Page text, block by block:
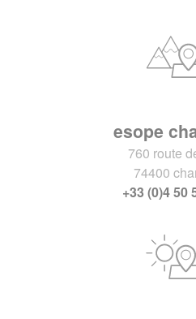
esope
760 route
74400
+33 (0)4 50